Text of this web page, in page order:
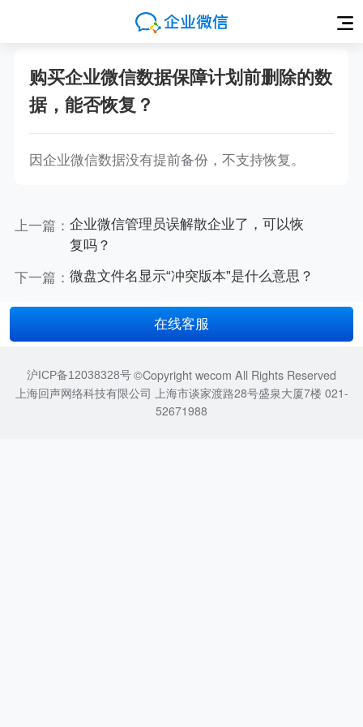
购买企业微信数据保障计划前删除的数
据，能否恢复？
因企业微信数据没有提前备份，不支持恢复。
上一篇： 企业微信管理员误解散企业了，可以恢
复吗？
下一篇： 微盘文件名显示“冲突版本”是什么意思？
在线客服
沪ICP备12038328号 ©Copyright wecom All Rights Reserved
上海回声网络科技有限公司 上海市谈家渡路28号盛泉大厦7楼 021-
52671988